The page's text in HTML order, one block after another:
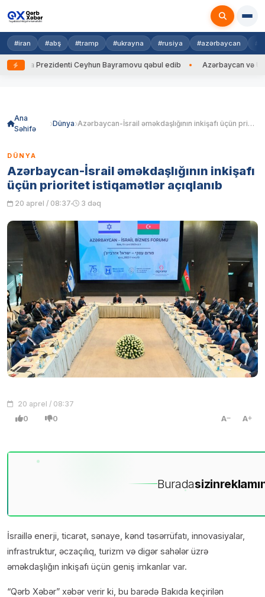
#iran #abş #tramp #ukrayna #rusiya #azərbaycan
Prezidenti Ceyhun Bayramovu qəbul edib Azərbaycan və
Ana
Səhifə
Dünya Azərbaycan-İsrail əməkdaşlığının inkişafı üçün prioritet istiqamətlər açıqlanıb
DÜNYA
Azərbaycan-İsrail əməkdaşlığının inkişafı
üçün prioritet istiqamətlər açıqlanıb
20 aprel / 08:37 3 dəq
20 aprel / 08:37
0 0 A A
Buradasizin
İsraillə enerji, ticarət, sənaye, kənd təsərrüfatı, innovasiyalar,
infrastruktur, əczaçılıq, turizm və digər sahələr üzrə
əməkdaşlığın inkişafı üçün geniş imkanlar var.
“Qərb Xəbər” xəbər verir ki, bu barədə Bakıda keçirilən